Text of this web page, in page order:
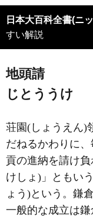
日本大百科全書(ニ
すい解説
地頭請
じとううけ
荘園(しょうえん)
だねるかわりに
貢の進納を請け
けしょ)」ともい
ょう)という。鎌
一般的な成立は鎌